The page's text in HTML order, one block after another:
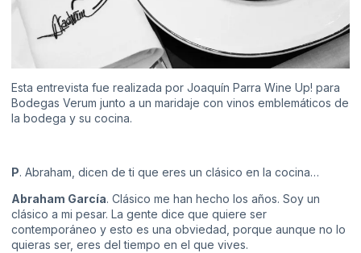
Esta entrevista fue realizada por Joaquín Parra Wine Up! para
Bodegas Verum junto a un maridaje con vinos emblemáticos de
la bodega y su cocina.
P. Abraham, dicen de ti que eres un clásico en la cocina…
Abraham García. Clásico me han hecho los años. Soy un
clásico a mi pesar. La gente dice que quiere ser
contemporáneo y esto es una obviedad, porque aunque no lo
quieras ser, eres del tiempo en el que vives.